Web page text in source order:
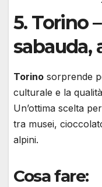
5. Torino
sabauda,
Torino sorprende
culturale e la
Un’ottima scelta
tra musei,
alpini.
Cosa fare: